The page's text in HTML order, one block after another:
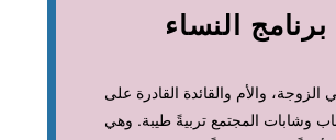
الزوجة، والأم والقائدة القادرة على
تأثيراً فيهم وإسهاماً في نجاحاتهم.
لمعرفة المزيد!